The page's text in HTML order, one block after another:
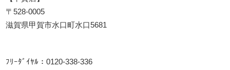
〒528-0005
滋賀県甲賀市水口町水口5681
ﾌﾘｰﾀﾞｲﾔﾙ：0120-338-336